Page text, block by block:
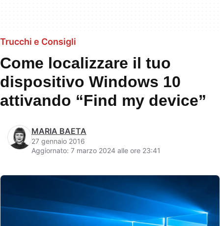
Trucchi e Consigli
Come localizzare il tuo
dispositivo Windows 10
attivando “Find my device”
MARIA BAETA
27 gennaio 2016
Aggiornato: 7 marzo 2024 alle ore 23:41